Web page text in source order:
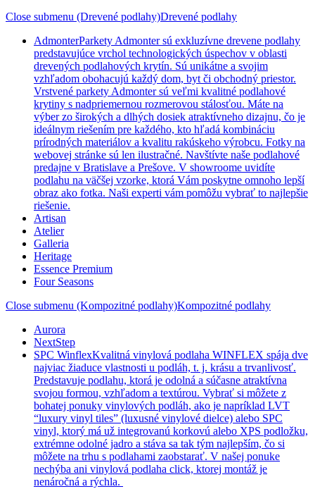
Close submenu (Drevené podlahy)Drevené podlahy
AdmonterParkety Admonter sú exkluzívne drevene podlahy
predstavujúce vrchol technologických úspechov v oblasti
drevených podlahových krytín. Sú unikátne a svojim
vzhľadom obohacujú každý dom, byt či obchodný priestor.
Vrstvené parkety Admonter sú veľmi kvalitné podlahové
krytiny s nadpriemernou rozmerovou stálosťou. Máte na
výber zo širokých a dlhých dosiek atraktívneho dizajnu, čo je
ideálnym riešením pre každého, kto hľadá kombináciu
prírodných materiálov a kvalitu rakúskeho výrobcu. Fotky na
webovej stránke sú len ilustračné. Navštívte naše podlahové
predajne v Bratislave a Prešove. V showroome uvidíte
podlahu na väčšej vzorke, ktorá Vám poskytne omnoho lepší
obraz ako fotka. Naši experti vám pomôžu vybrať to najlepšie
riešenie.
Artisan
Atelier
Galleria
Heritage
Essence Premium
Four Seasons
Close submenu (Kompozitné podlahy)Kompozitné podlahy
Aurora
NextStep
SPC WinflexKvalitná vinylová podlaha WINFLEX spája dve
najviac žiaduce vlastnosti u podláh, t. j. krásu a trvanlivosť.
Predstavuje podlahu, ktorá je odolná a súčasne atraktívna
svojou formou, vzhľadom a textúrou. Vybrať si môžete z
bohatej ponuky vinylových podláh, ako je napríklad LVT
“luxury vinyl tiles” (luxusné vinylové dielce) alebo SPC
vinyl, ktorý má už integrovanú korkovú alebo XPS podložku,
extrémne odolné jadro a stáva sa tak tým najlepším, čo si
môžete na trhu s podlahami zaobstarať. V našej ponuke
nechýba ani vinylová podlaha click, ktorej montáž je
nenáročná a rýchla.